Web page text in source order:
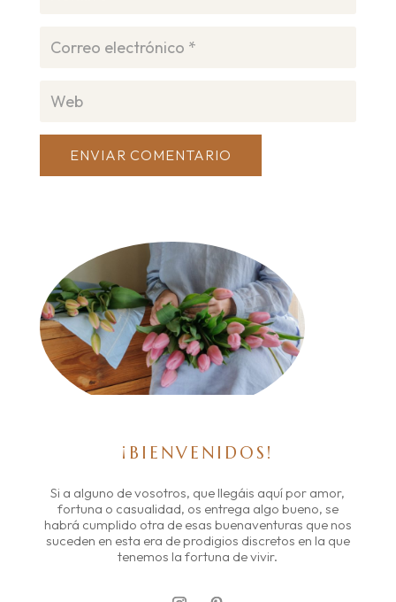
ENVIAR COMENTARIO
¡BIENVENIDOS!
Si a alguno de vosotros, que llegáis aquí por amor,
fortuna o casualidad, os entrega algo bueno, se
habrá cumplido otra de esas buenaventuras que nos
suceden en esta era de prodigios discretos en la que
tenemos la fortuna de vivir.